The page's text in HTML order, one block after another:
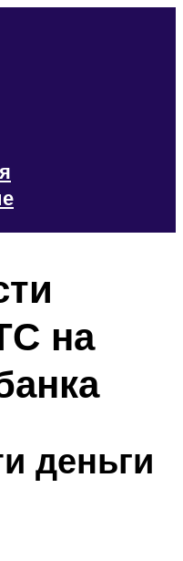
на
деньги